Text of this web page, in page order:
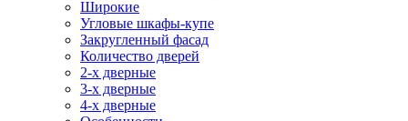
Широкие
Угловые шкафы-купе
Закругленный фасад
Количество дверей
2-х дверные
3-х дверные
4-х дверные